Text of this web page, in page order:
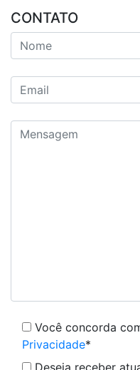
CONTATO
Você concorda
Privacidade*
Deseja receber